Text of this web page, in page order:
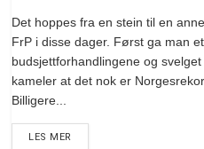
Det hoppes fra en stein til en
FrP i disse dager. Først ga man
budsjettforhandlingene og
kameler at det nok er
Billigere...
LES MER